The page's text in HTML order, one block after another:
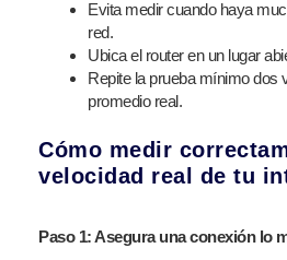
Evita medir cuando haya
red.
Ubica el router en un lugar
Repite la prueba mínimo dos
promedio real.
Cómo medir
velocidad real de tu
Paso 1: Asegura una conexión lo